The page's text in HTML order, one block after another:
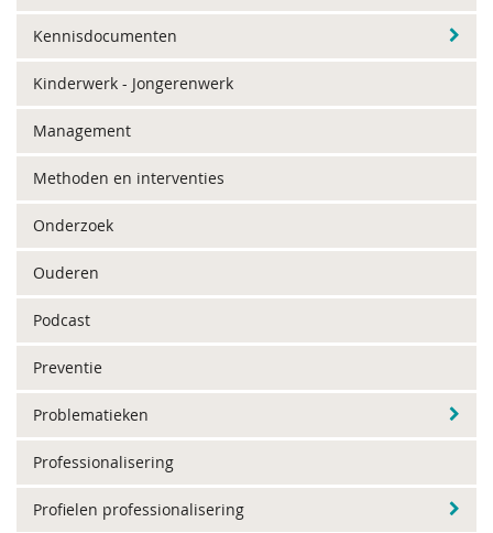
Kennisdocumenten
Kinderwerk - Jongerenwerk
Management
Methoden en interventies
Onderzoek
Ouderen
Podcast
Preventie
Problematieken
Professionalisering
Profielen professionalisering